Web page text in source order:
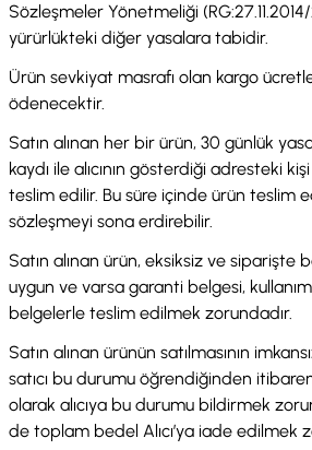
Sözleşmeler Yönetmeliği
yürürlükteki diğer yasalara tabidir.
Ürün sevkiyat masrafı olan kargo
ödenecektir.
Satın alınan her bir ürün, 30 günlük
kaydı ile alıcının gösterdiği adresteki
teslim edilir. Bu süre içinde ürün teslim
sözleşmeyi sona erdirebilir.
Satın alınan ürün, eksiksiz ve siparişte
uygun ve varsa garanti belgesi,
belgelerle teslim edilmek zorundadır.
Satın alınan ürünün satılmasının
satıcı bu durumu öğrendiğinden
olarak alıcıya bu durumu bildirmek
de toplam bedel Alıcı’ya iade edilmek